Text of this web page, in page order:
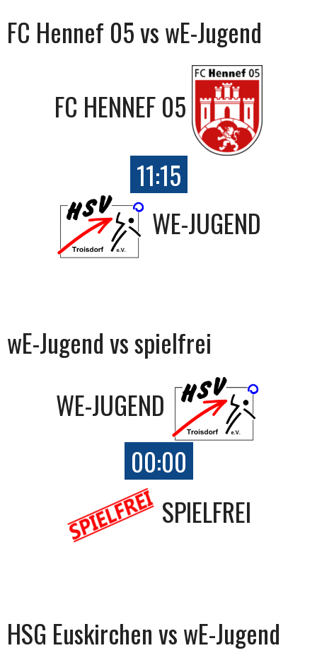
FC Hennef 05 vs wE-Jugend
FC HENNEF 05
11:15
WE-JUGEND
wE-Jugend vs spielfrei
WE-JUGEND
00:00
SPIELFREI
HSG Euskirchen vs wE-Jugend